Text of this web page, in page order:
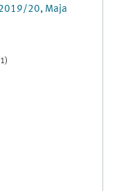
20, Maja